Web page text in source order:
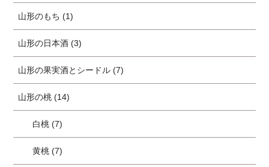
山形のもち (1)
山形の日本酒 (3)
山形の果実酒とシードル (7)
山形の桃 (14)
白桃 (7)
黄桃 (7)